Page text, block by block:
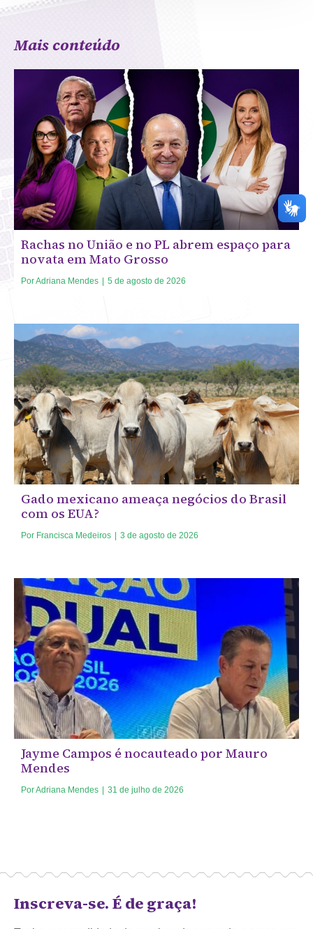
Mais conteúdo
Rachas no União e no PL abrem espaço para
novata em Mato Grosso
PorAdriana Mendes 5 de agosto de 2026
Gado mexicano ameaça negócios do Brasil
com os EUA?
Por Francisca Medeiros 3 de agosto de 2026
Jayme Campos é nocauteado por Mauro
Mendes
PorAdriana Mendes 31 de julho de 2026
Inscreva-se. É de graça!